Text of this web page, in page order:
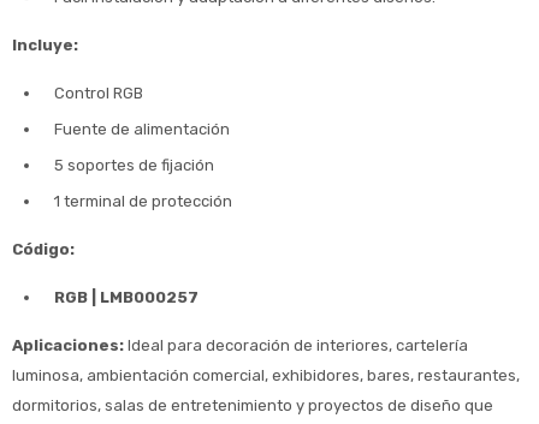
Incluye:
Control RGB
Fuente de alimentación
5 soportes de fijación
1 terminal de protección
Código:
RGB | LMB000257
Aplicaciones: Ideal para decoración de interiores, cartelería
luminosa, ambientación comercial, exhibidores, bares, restaurantes,
dormitorios, salas de entretenimiento y proyectos de diseño que